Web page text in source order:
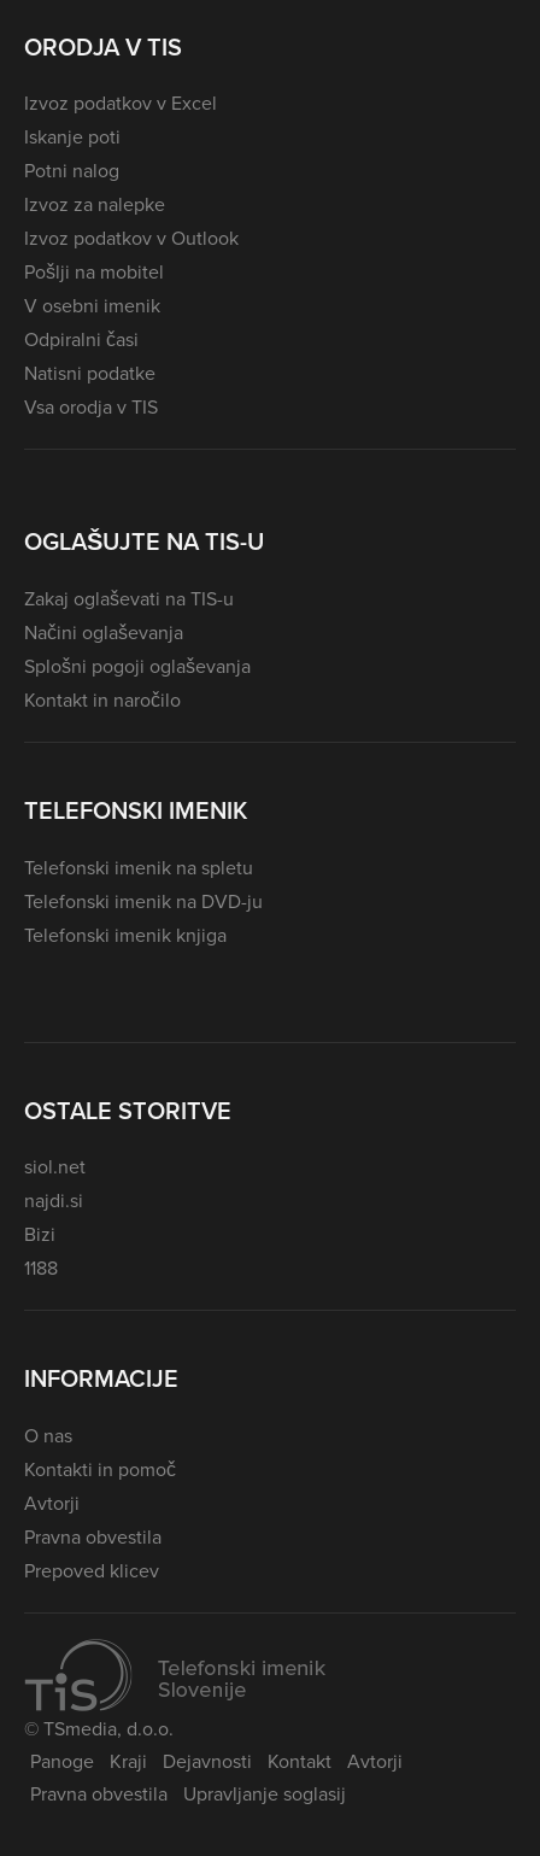
ORODJA V TIS
Izvoz podatkov v Excel
Iskanje poti
Potni nalog
Izvoz za nalepke
Izvoz podatkov v Outlook
Pošlji na mobitel
V osebni imenik
Odpiralni časi
Natisni podatke
Vsa orodja v TIS
OGLAŠUJTE NA TIS-U
Zakaj oglaševati na TIS-u
Načini oglaševanja
Splošni pogoji oglaševanja
Kontakt in naročilo
TELEFONSKI IMENIK
Telefonski imenik na spletu
Telefonski imenik na DVD-ju
Telefonski imenik knjiga
OSTALE STORITVE
siol.net
najdi.si
Bizi
1188
INFORMACIJE
O nas
Kontakti in pomoč
Avtorji
Pravna obvestila
Prepoved klicev
© TSmedia, d.o.o.
Panoge
Kraji Dejavnosti Kontakt Avtorji
Pravna obvestila
Upravljanje soglasij